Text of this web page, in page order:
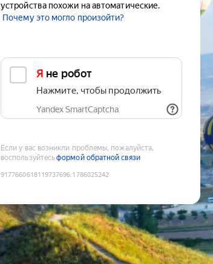
устройства похожи на автоматические.
Почему это могло произойти?
Я не робот
Нажмите, чтобы продолжить
Yandex SmartCaptcha
Если у вас возникли проблемы, пожалуйста,
воспользуйтесьформой обратной связи
9177660618119737696:1786025242